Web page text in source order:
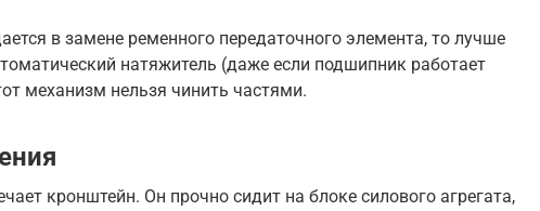
в замене ременного передаточного элемента, то лучше
натяжитель (даже если подшипник работает
механизм нельзя чинить частями.
кронштейн. Он прочно сидит на блоке силового агрегата,